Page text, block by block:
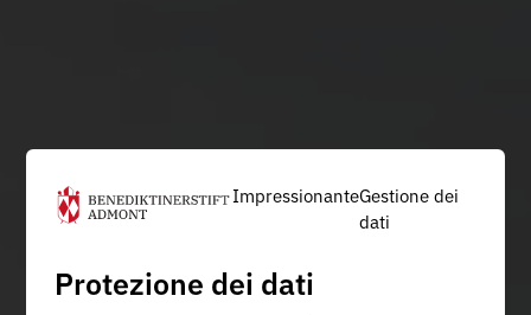
ImpressionanteGestione dei
dati
Protezione dei dati